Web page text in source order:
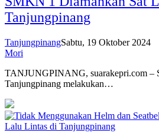
Tanjungpinang
TanjungpinangSabtu, 19 Oktober 2024
Mori
TANJUNGPINANG, suarakepri.com –
Tanjungpinang melakukan…